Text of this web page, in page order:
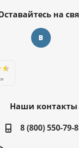
на
Наши контакты
8 (800) 550-79-